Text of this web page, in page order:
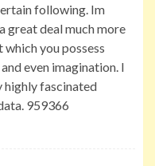
following. Im
great deal much more
you possess
even imagination. I
highly fascinated
959366